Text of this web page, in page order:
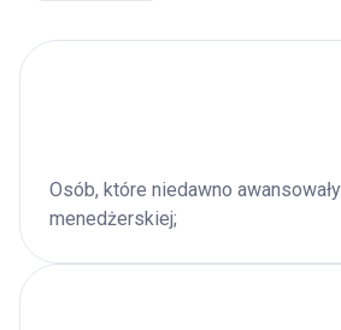
Osób, które niedawno
menedżerskiej;